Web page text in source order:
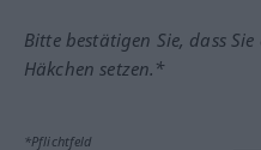
Bitte bestätigen Sie, dass
Häkchen setzen.*
*Pflichtfeld